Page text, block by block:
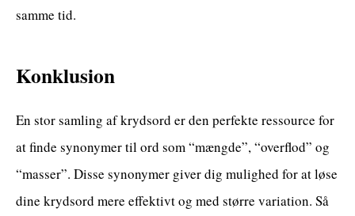
samme tid.
Konklusion
En stor samling af krydsord er den perfekte ressource for
at finde synonymer til ord som “mængde”, “overflod” og
“masser”. Disse synonymer giver dig mulighed for at løse
dine krydsord mere effektivt og med større variation. Så